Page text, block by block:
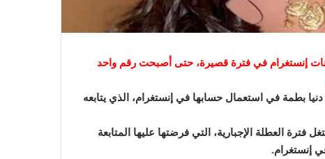
إنستغرام في فترة قصيرة، حتى أصبحت رقم واحد
بطمة في استعمال حسابها في إنستغرام، الذي يتابعه
العطلة الإجبارية، التي فرضتها عليها المتابعة
إنستغرام.